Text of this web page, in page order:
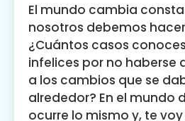
El mundo cambia
nosotros debemos
¿Cuántos casos
infelices por no haberse
a los cambios que se
alrededor? En el mundo
ocurre lo mismo y, te